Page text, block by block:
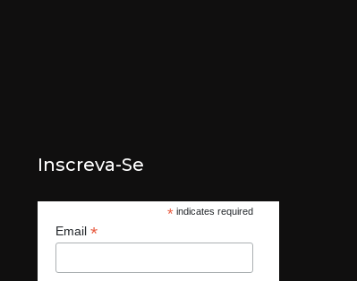
Inscreva-Se
*indicates required
Email *